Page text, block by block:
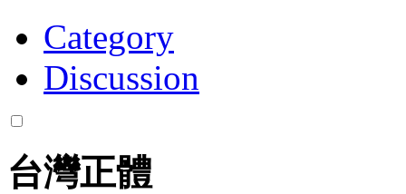
Category
Discussion
台灣正體